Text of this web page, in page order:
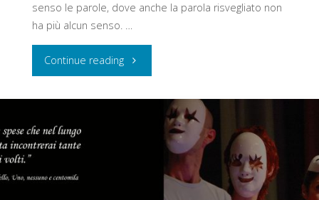
senso le parole, dove anche la parola risvegliato non
ha più alcun senso. …
Continue reading"Maestro